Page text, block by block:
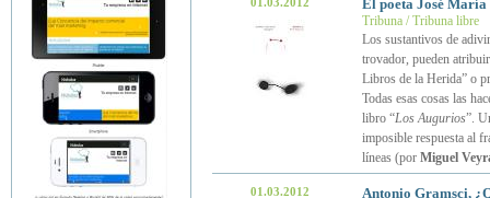
El poeta José
Tribuna / Tribuna libre
Los sustantivos de
trovador, pueden
Libros de la Herida” o
Todas esas cosas las
libro “Los Augurios”.
imposible respuesta al
líneas (por Miguel
01.03.2012 Antonio Gramsci,